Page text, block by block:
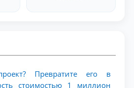
Превратите его в
стоимостью 1 миллион